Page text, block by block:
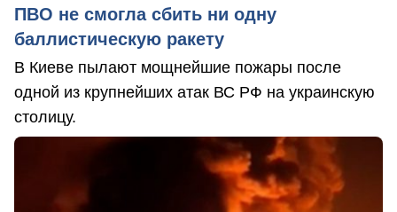
ПВО не смогла сбить ни одну
баллистическую ракету
В Киеве пылают мощнейшие пожары после
одной из крупнейших атак ВС РФ на украинскую
столицу.